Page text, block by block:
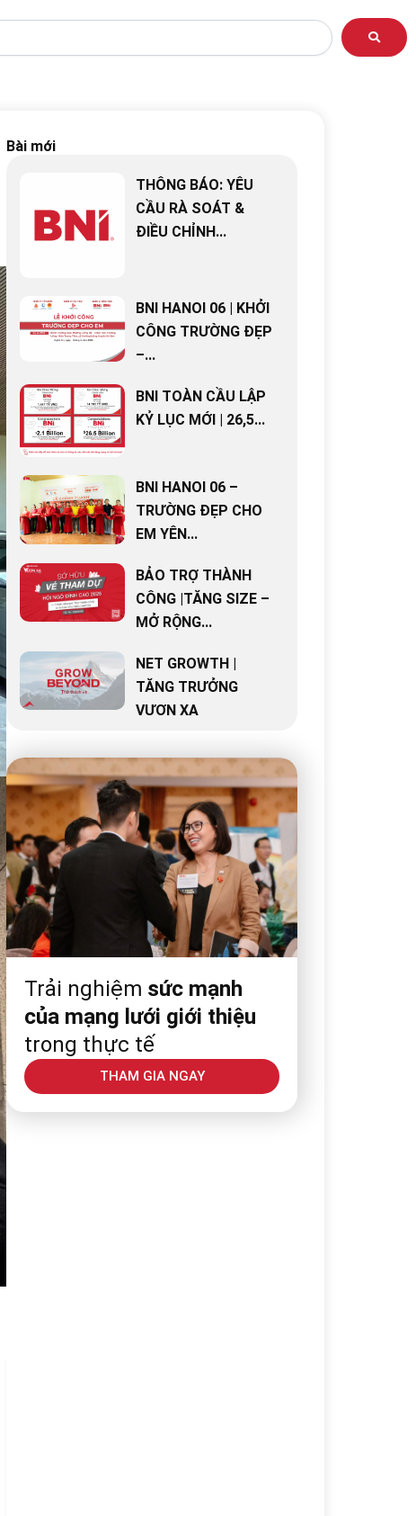
Bài mới
THÔNG BÁO: YÊU
CẦU RÀ SOÁT &
ĐIỀU CHỈNH...
BNI HANOI 06 | KHỞI
CÔNG TRƯỜNG ĐẸP
–...
BNI TOÀN CẦU LẬP
KỶ LỤC MỚI | 26,5...
BNI HANOI 06 –
TRƯỜNG ĐẸP CHO
EM YÊN...
BẢO TRỢ THÀNH
CÔNG |TĂNG SIZE –
MỞ RỘNG...
NET GROWTH |
TĂNG TRƯỞNG
VƯƠN XA
Trải nghiệm sức mạnh
của mạng lưới giới thiệu
trong thực tế
THAM GIA NGAY